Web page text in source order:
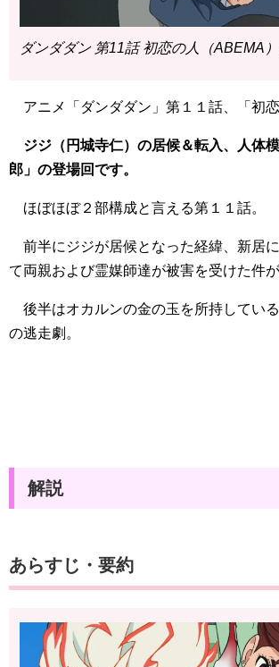
ダンダダン 第11話 初恋の人（ABEMA）
アニメ「ダンダダン」第１１話、「初恋
ジジ（円城寺仁）の居候＆転入、人体
郎」の登場回です。
ほぼほぼ２部構成と言える第１１話。
前半にジジが居候となった経緯、新居
て両親および霊媒師達が被害を受けた件が
後半はオカルンの金の玉を所持してい
の逃走劇。
解説
あらすじ・要約